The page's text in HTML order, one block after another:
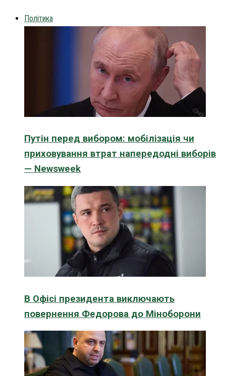
Політика
Путін перед вибором: мобілізація чи
приховування втрат напередодні виборів
— Newsweek
В Офісі президента виключають
повернення Федорова до Міноборони